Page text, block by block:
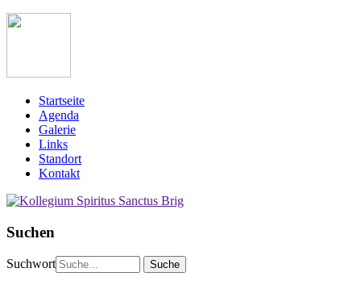
Startseite
Agenda
Galerie
Links
Standort
Kontakt
Suchen
Suchwort